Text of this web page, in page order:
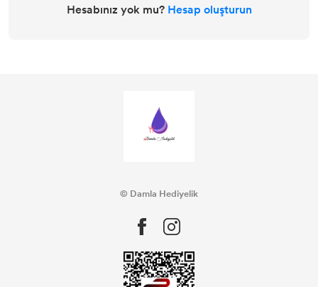
Hesabınız yok mu? Hesap oluşturun
© Damla Hediyelik